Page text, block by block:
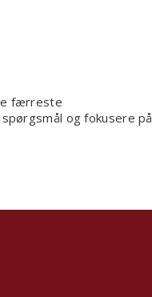
færreste
og fokusere på